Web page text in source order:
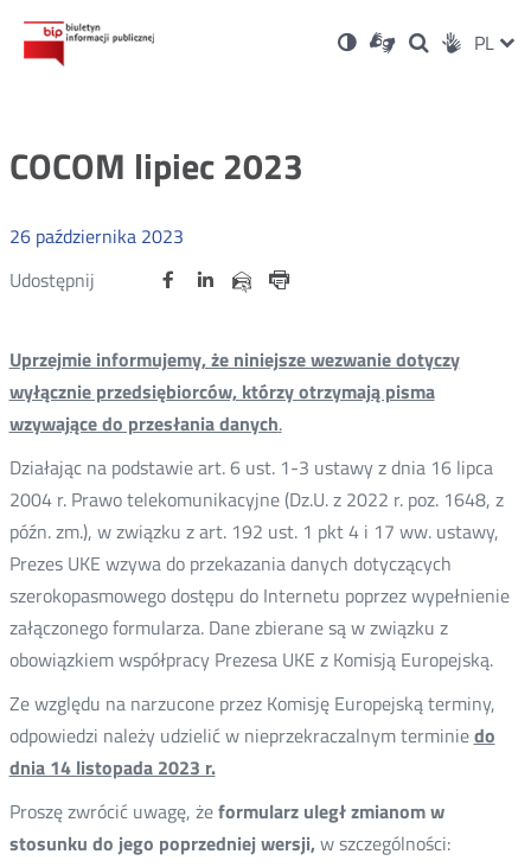
Ustawienia
Wersja
kontrastowa
Dla
niesłyszących
OtwórzOtwórz
w
Otwórz
w
Social PL
COCOM lipiec 2023
26 października 2023
Udostępnij
Udostępnij
Otwórz Udostępnij
na
OtwórzUdostępnij
na
OtwórzUdostępnij
przez
Uprzejmie informujemy, że niniejsze wezwanie dotyczy
wyłącznie przedsiębiorców, którzy otrzymają pisma
wzywające do przesłania danych.
Działając na podstawie art. 6 ust. 1-3 ustawy z dnia 16 lipca
2004 r. Prawo telekomunikacyjne (Dz.U. z 2022 r. poz. 1648, z
późn. zm.), w związku z art. 192 ust. 1 pkt 4 i 17 ww. ustawy,
Prezes UKE wzywa do przekazania danych dotyczących
szerokopasmowego dostępu do Internetu poprzez wypełnienie
załączonego formularza. Dane zbierane są w związku z
obowiązkiem współpracy Prezesa UKE z Komisją Europejską.
Ze względu na narzucone przez Komisję Europejską terminy,
odpowiedzi należy udzielić w nieprzekraczalnym terminiedo
dnia 14 listopada 2023 r.
Proszę zwrócić uwagę, żeformularz uległ zmianom w
stosunku do jego poprzedniej wersji,w szczególności: